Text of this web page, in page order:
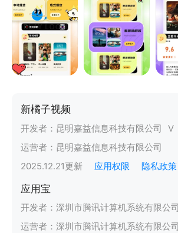
新橘子视频
开发者： 昆明嘉益信息科技有限公司
V
运营者： 昆明嘉益信息科技有限公司
2025.12.21更新 应用权限 隐私政策
应用宝
开发者： 深圳市腾讯计算机系统有限公司
运营者： 深圳市腾讯计算机系统有限公司